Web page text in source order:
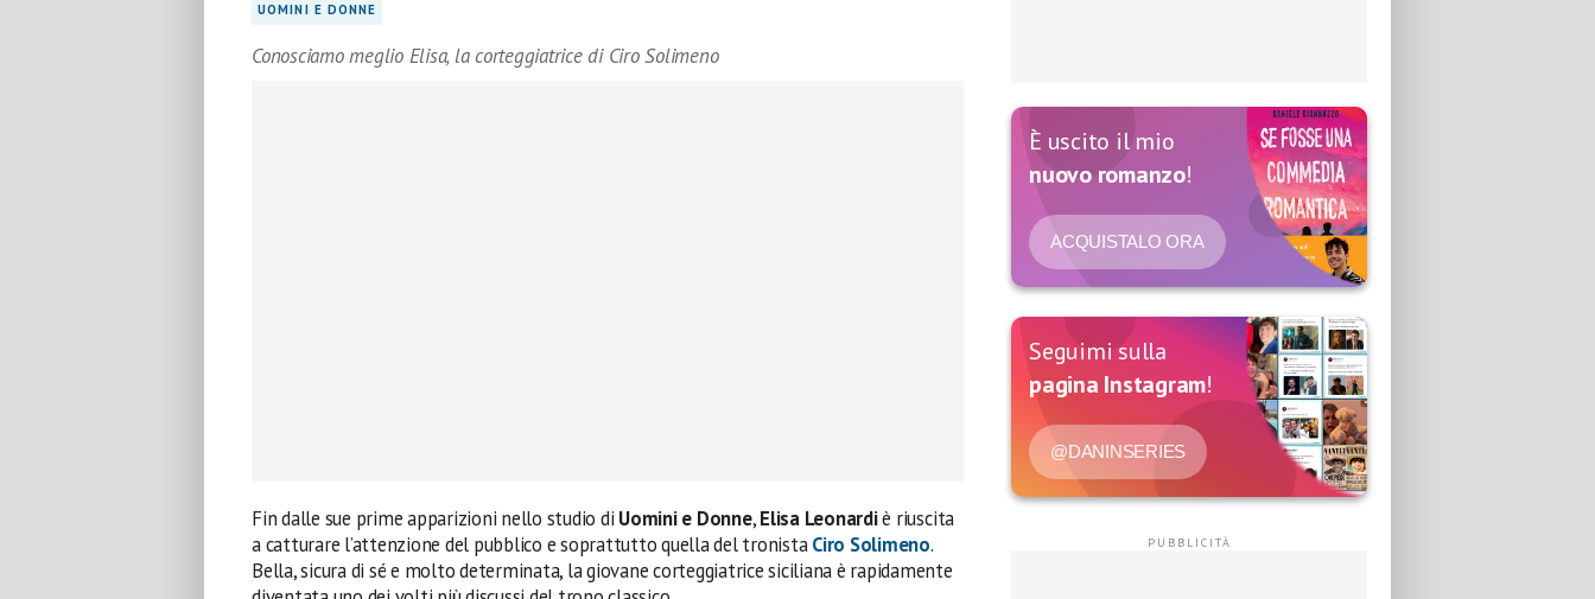
UOMINI E DONNE
Conosciamo meglio Elisa, la corteggiatrice di Ciro Solimeno
Fin dalle sue prime apparizioni nello studio di Uomini e Donne,Elisa Leonardiè riuscita
a catturare l’attenzione del pubblico e soprattutto quella del tronistaCiro Solimeno.
Bella, sicura di sé e molto determinata, la giovane corteggiatrice siciliana è rapidamente
È uscito il mio
nuovo romanzo!
ACQUISTALO ORA
Seguimi sulla
pagina Instagram!
@DANINSERIES